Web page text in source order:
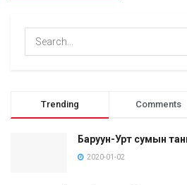
Trending Comments
Баруун-Урт сумын
2020-01-02